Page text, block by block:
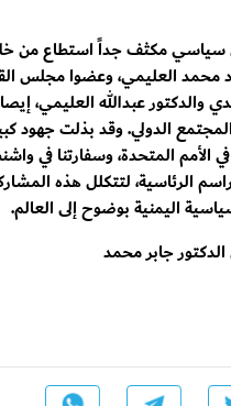
سياسي مكثف جداً استطاع من
محمد العليمي، وعضوا مجلس
والدكتور عبدالله العليمي،
الدولي. وقد بذلت جهود
الأمم المتحدة، وسفارتنا في
الرئاسية، لتتكلل هذه
اليمنية بوضوح إلى العالم.
جابر محمد